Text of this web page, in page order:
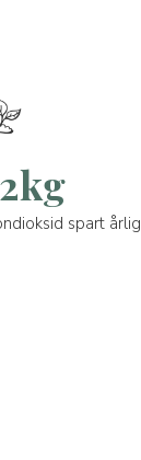
spart årlig